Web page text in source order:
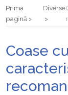
Prima
pagină
Diverse
Coase